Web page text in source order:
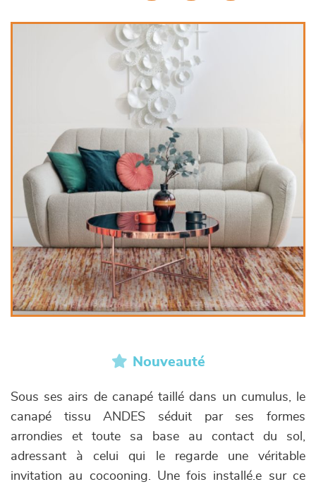
Nouveauté
Sous ses airs de canapé taillé dans un cumulus, le
canapé tissu ANDES séduit par ses formes
arrondies et toute sa base au contact du sol,
adressant à celui qui le regarde une véritable
invitation au cocooning. Une fois installé.e sur ce